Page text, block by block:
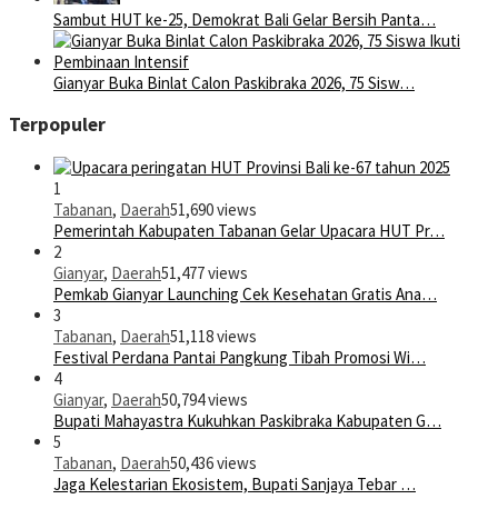
Sambut HUT ke-25, Demokrat Bali Gelar Bersih Panta…
Gianyar Buka Binlat Calon Paskibraka 2026, 75 Sisw…
Terpopuler
1
Tabanan, Daerah51,690 views
Pemerintah Kabupaten Tabanan Gelar Upacara HUT Pr…
2
Gianyar, Daerah51,477 views
Pemkab Gianyar Launching Cek Kesehatan Gratis Ana…
3
Tabanan, Daerah51,118 views
Festival Perdana Pantai Pangkung Tibah Promosi Wi…
4
Gianyar, Daerah50,794 views
Bupati Mahayastra Kukuhkan Paskibraka Kabupaten G…
5
Tabanan, Daerah50,436 views
Jaga Kelestarian Ekosistem, Bupati Sanjaya Tebar …